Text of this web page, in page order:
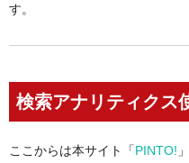
す。
検索アナリティクス
ここからは本サイト「PINTO!